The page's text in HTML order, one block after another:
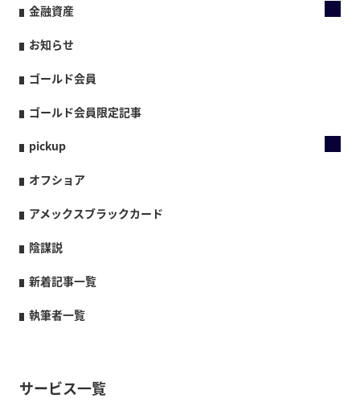
金融資産
お知らせ
ゴールド会員
ゴールド会員限定記事
pickup
オフショア
アメックスブラックカード
陰謀説
新着記事一覧
執筆者一覧
サービス一覧